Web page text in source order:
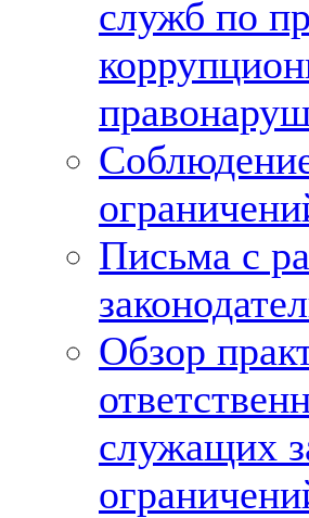
служб по
Письма с
Обзор
служащих